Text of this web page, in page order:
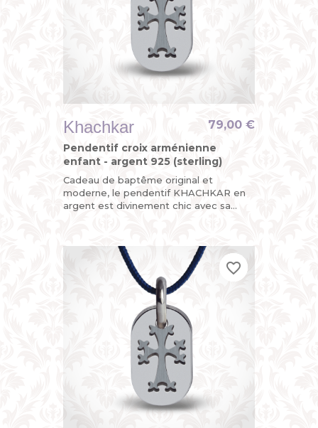
Khachkar
Pendentif croix arménienne
enfant - argent 925 (sterling)
Cadeau de baptême original et
moderne, le pendentif KHACHKAR en
argent est divinement chic avec sa
79,00 €
favorite_border
favorite_border
favorite_border